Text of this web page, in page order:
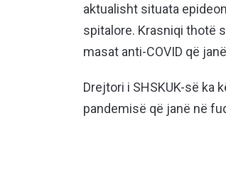
aktualisht situata
spitalore. Krasniqi thotë
masat anti-COVID që
Drejtori i SHSKUK-së ka
pandemisë që janë në